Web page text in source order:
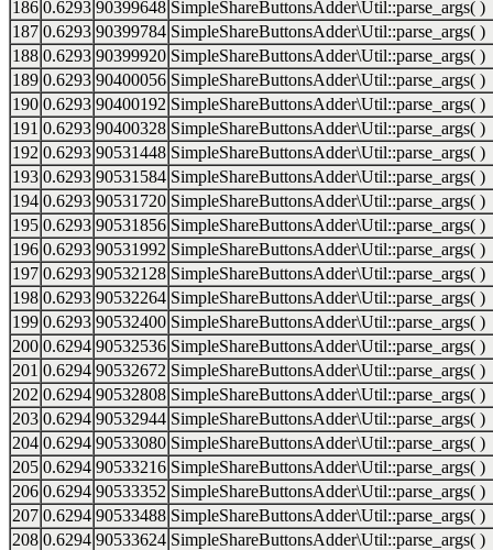
186 0.6293 90399648 SimpleShareButtonsAdder\Util::parse_args( )
187 0.6293 90399784 SimpleShareButtonsAdder\Util::parse_args( )
188 0.6293 90399920 SimpleShareButtonsAdder\Util::parse_args( )
189 0.6293 90400056 SimpleShareButtonsAdder\Util::parse_args( )
190 0.6293 90400192 SimpleShareButtonsAdder\Util::parse_args( )
191 0.6293 90400328 SimpleShareButtonsAdder\Util::parse_args( )
192 0.6293 90531448 SimpleShareButtonsAdder\Util::parse_args( )
193 0.6293 90531584 SimpleShareButtonsAdder\Util::parse_args( )
194 0.6293 90531720 SimpleShareButtonsAdder\Util::parse_args( )
195 0.6293 90531856 SimpleShareButtonsAdder\Util::parse_args( )
196 0.6293 90531992 SimpleShareButtonsAdder\Util::parse_args( )
197 0.6293 90532128 SimpleShareButtonsAdder\Util::parse_args( )
198 0.6293 90532264 SimpleShareButtonsAdder\Util::parse_args( )
199 0.6293 90532400 SimpleShareButtonsAdder\Util::parse_args( )
200 0.6294 90532536 SimpleShareButtonsAdder\Util::parse_args( )
201 0.6294 90532672 SimpleShareButtonsAdder\Util::parse_args( )
202 0.6294 90532808 SimpleShareButtonsAdder\Util::parse_args( )
203 0.6294 90532944 SimpleShareButtonsAdder\Util::parse_args( )
204 0.6294 90533080 SimpleShareButtonsAdder\Util::parse_args( )
205 0.6294 90533216 SimpleShareButtonsAdder\Util::parse_args( )
206 0.6294 90533352 SimpleShareButtonsAdder\Util::parse_args( )
207 0.6294 90533488 SimpleShareButtonsAdder\Util::parse_args( )
208 0.6294 90533624 SimpleShareButtonsAdder\Util::parse_args( )